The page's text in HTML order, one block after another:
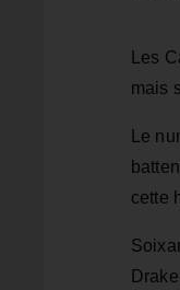
Les
mais
Le
cette